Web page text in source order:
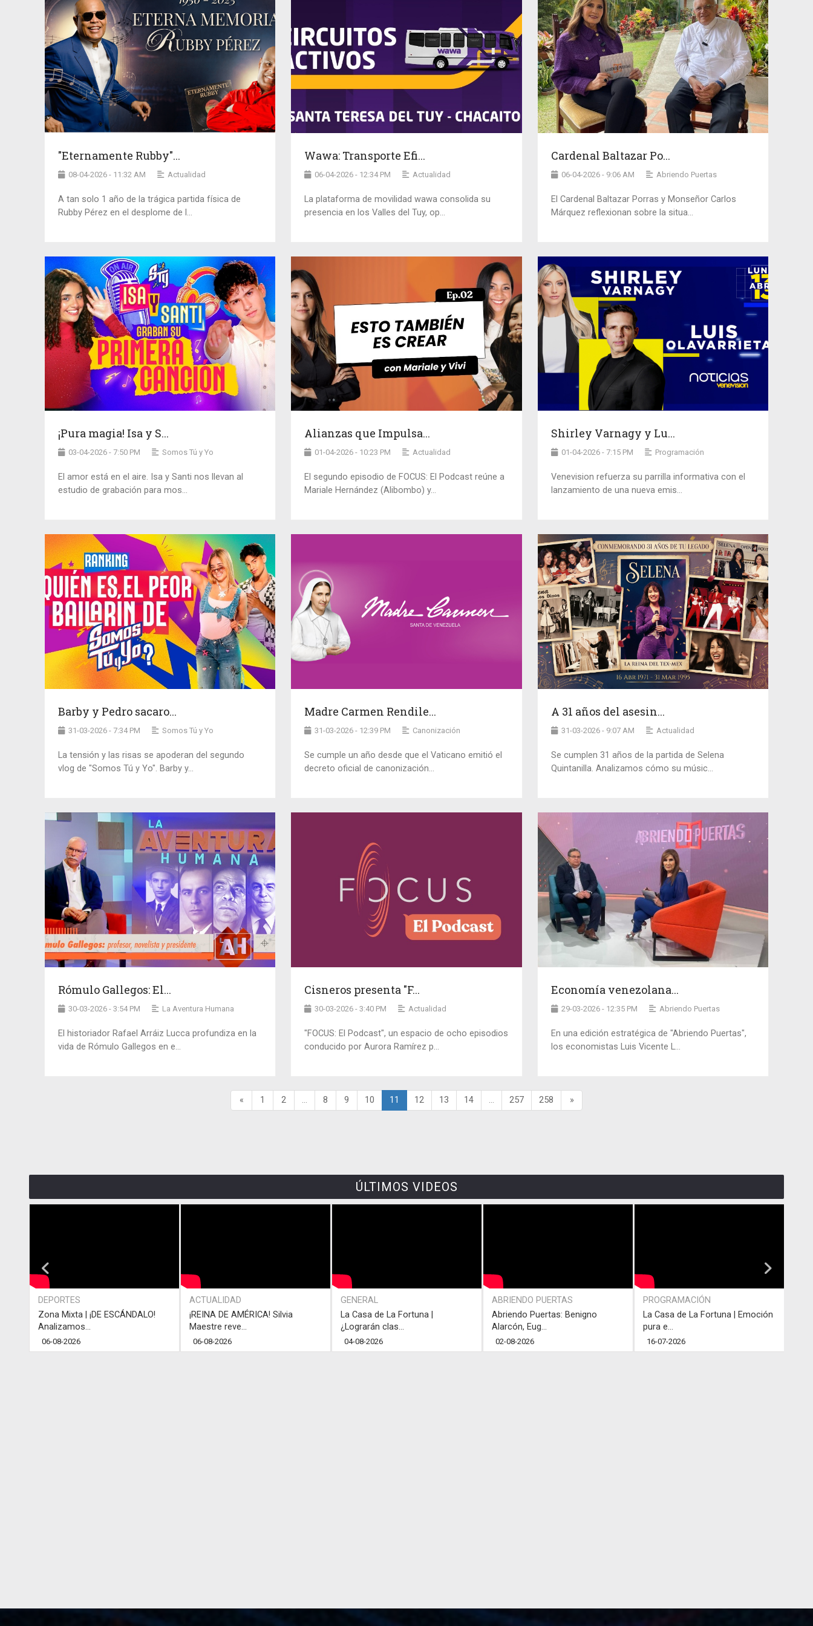
"Eternamente Rubby"...
08-04-2026 - 11:32 AM Actualidad
A tan solo 1 año de la trágica partida física de
Rubby Pérez en el desplome de l...
Wawa: Transporte Efi...
06-04-2026 - 12:34 PM Actualidad
La plataforma de movilidad wawa consolida su
presencia en los Valles del Tuy, op...
Cardenal Baltazar Po...
06-04-2026 - 9:06 AM Abriendo Puertas
El Cardenal Baltazar Porras y Monseñor Carlos
Márquez reflexionan sobre la situa...
¡Pura magia! Isa y S...
03-04-2026 - 7:50 PM Somos Tú y Yo
El amor está en el aire. Isa y Santi nos llevan al
estudio de grabación para mos...
Alianzas que Impulsa...
01-04-2026 - 10:23 PM Actualidad
El segundo episodio de FOCUS: El Podcast reúne a
Mariale Hernández (Alibombo) y...
Shirley Varnagy y Lu...
01-04-2026 - 7:15 PM Programación
Venevision refuerza su parrilla informativa con el
lanzamiento de una nueva emis...
Barby y Pedro sacaro...
31-03-2026 - 7:34 PM Somos Tú y Yo
La tensión y las risas se apoderan del segundo
vlog de "Somos Tú y Yo". Barby y...
Madre Carmen Rendile...
31-03-2026 - 12:39 PM Canonización
Se cumple un año desde que el Vaticano emitió el
decreto oficial de canonización...
A 31 años del asesin...
31-03-2026 - 9:07 AM Actualidad
Se cumplen 31 años de la partida de Selena
Quintanilla. Analizamos cómo su músic...
Rómulo Gallegos: El...
30-03-2026 - 3:54 PM La Aventura Humana
El historiador Rafael Arráiz Lucca profundiza en la
vida de Rómulo Gallegos en e...
Cisneros presenta "F...
30-03-2026 - 3:40 PM Actualidad
"FOCUS: El Podcast", un espacio de ocho episodios
conducido por Aurora Ramírez p...
Economía venezolana...
29-03-2026 - 12:35 PM Abriendo Puertas
En una edición estratégica de "Abriendo Puertas",
los economistas Luis Vicente L...
« 1 2 ... 8 9 10 11 12 13 14 ... 257 258 »
ÚLTIMOS VIDEOS
DEPORTES
Zona Mixta | ¡DE ESCÁNDALO!
Analizamos...
06-08-2026
ACTUALIDAD
¡REINA DE AMÉRICA! Silvia
Maestre reve...
06-08-2026
GENERAL
La Casa de La Fortuna |
¿Lograrán clas...
04-08-2026
ABRIENDO PUERTAS
Abriendo Puertas: Benigno
Alarcón, Eug...
02-08-2026
PROGRAMACIÓN
La Casa de La Fortuna | Emoción
pura e...
16-07-2026